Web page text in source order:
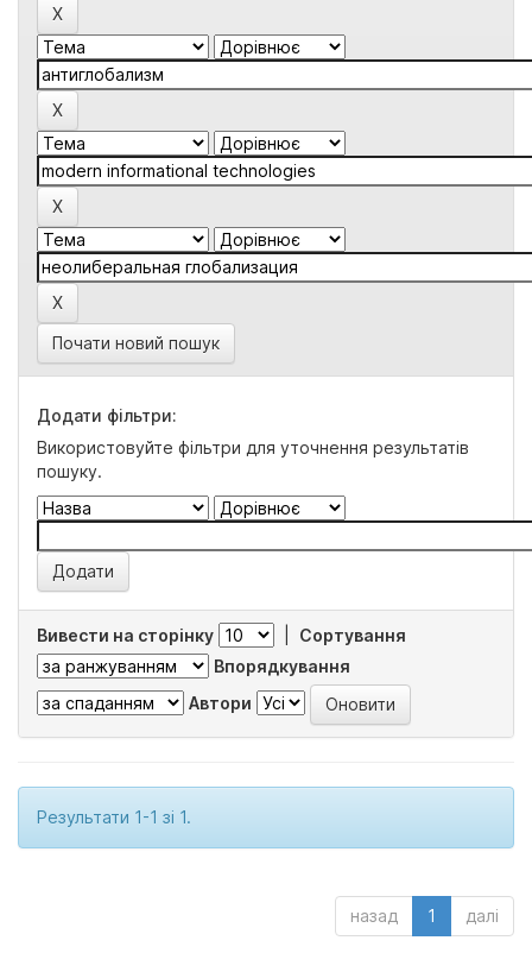
Почати новий пошук
Додати фільтри:
Використовуйте фільтри для уточнення результатів
пошуку.
Вивести на сторінку
Сортування
Впорядкування
Автори
Результати 1-1 зі 1.
назад 1 далі